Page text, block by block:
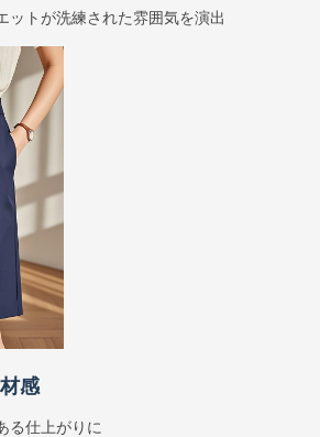
ットが洗練された雰囲気を演出
感
る仕上がりに